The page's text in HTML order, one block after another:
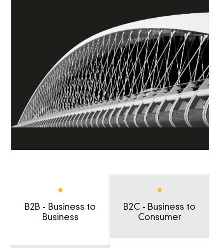
B2B - Business to
Business
B2C - Business to
Consumer